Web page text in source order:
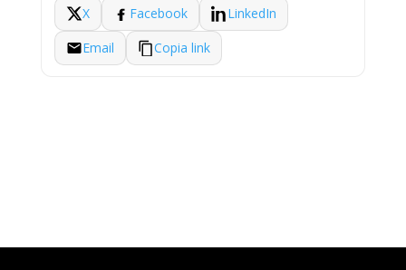
X
Facebook
LinkedIn
Email
Copia link